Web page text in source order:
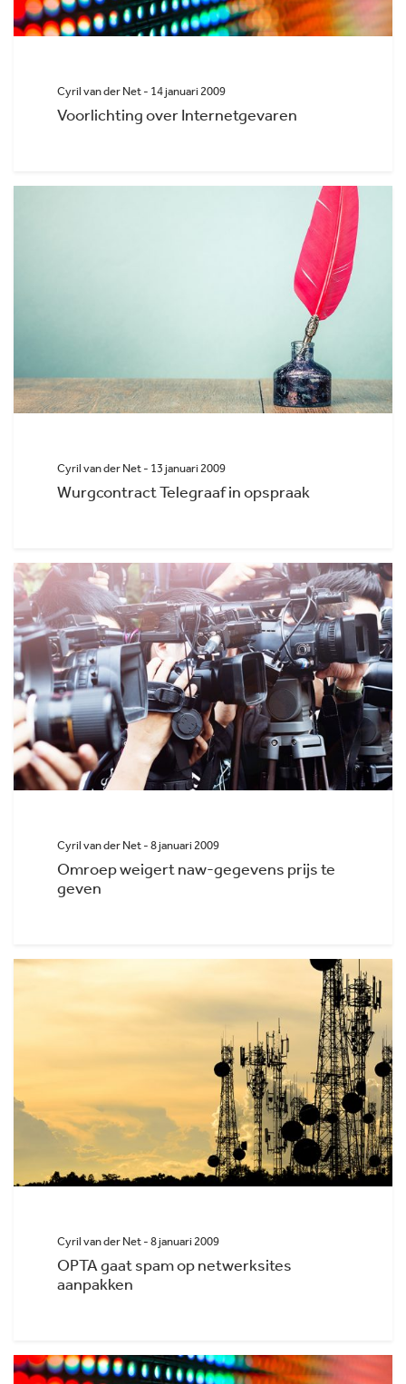
Cyril van der Net - 14 januari 2009
Voorlichting over Internetgevaren
Cyril van der Net - 13 januari 2009
Wurgcontract Telegraaf in opspraak
Cyril van der Net - 8 januari 2009
Omroep weigert naw-gegevens prijs te
geven
Cyril van der Net - 8 januari 2009
OPTA gaat spam op netwerksites
aanpakken